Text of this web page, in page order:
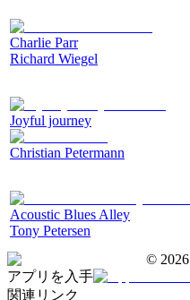
Charlie Parr
Richard Wiegel
Joyful journey
Christian Petermann
Acoustic Blues Alley
Tony Petersen
© 2026
アプリを入手
関連リンク